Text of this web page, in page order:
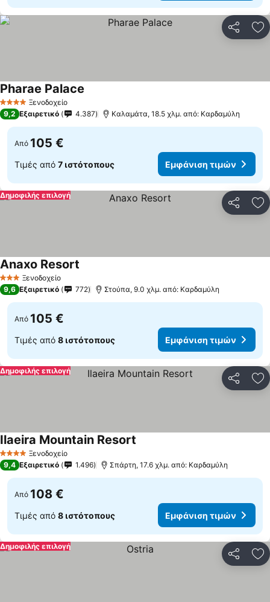
4 ΑστέριαΞενοδοχείο
Pharae Palace
9,2 Εξαιρετικό 4.387 Καλαμάτα, 18.5 χλμ. από: Καρδαμύλη
Από 105 €
Τιμές από 7 ιστότοπους Εμφάνιση τιμών
Δημοφιλής επιλογή
3 ΑστέριαΞενοδοχείο
Anaxo Resort
9,6 Εξαιρετικό 772 Στούπα, 9.0 χλμ. από: Καρδαμύλη
Από 105 €
Τιμές από 8 ιστότοπους Εμφάνιση τιμών
Δημοφιλής επιλογή
4 ΑστέριαΞενοδοχείο
Ilaeira Mountain Resort
9,4 Εξαιρετικό 1.496 Σπάρτη, 17.6 χλμ. από: Καρδαμύλη
Από 108 €
Τιμές από 8 ιστότοπους Εμφάνιση τιμών
Δημοφιλής επιλογή